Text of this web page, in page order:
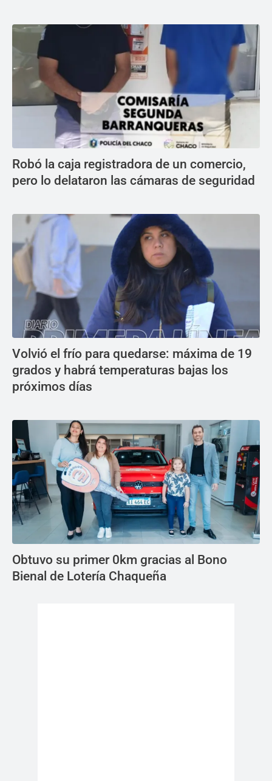
Robó la caja registradora de un comercio,
pero lo delataron las cámaras de seguridad
Volvió el frío para quedarse: máxima de 19
grados y habrá temperaturas bajas los
próximos días
Obtuvo su primer 0km gracias al Bono
Bienal de Lotería Chaqueña